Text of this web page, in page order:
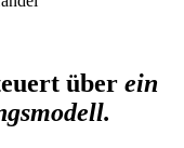
über ein